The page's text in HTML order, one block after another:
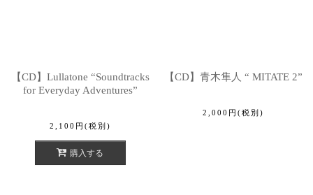
【CD】Lullatone “Soundtracks
for Everyday Adventures”
2,100 円 (税別)
購入する
【CD】青木隼人 “ MITATE 2”
2,000 円 (税別)